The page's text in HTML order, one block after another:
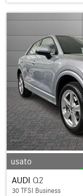
usato
AUDI Q2
30 TFSI Business